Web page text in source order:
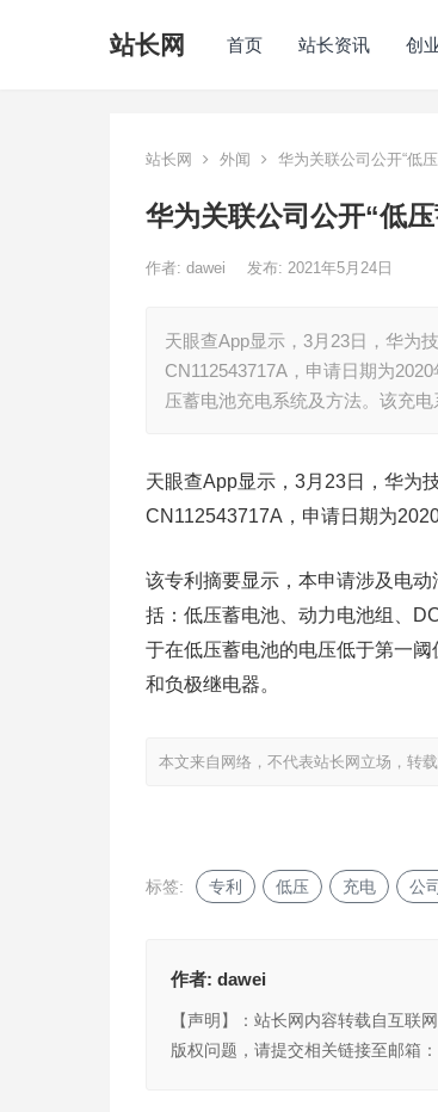
站长网 首页 站长资讯 创
站长网 外闻 华为关联公司公开“低
华为关联公司公开“低
作者: dawei 发布: 2021年5月24日
天眼查App显示，3月23日，华为
CN112543717A，申请日期为
压蓄电池充电系统及方法。该充
天眼查App显示，3月23日，华为
CN112543717A，申请日期为2020
该专利摘要显示，本申请涉及电
括：低压蓄电池、动力电池组、
于在低压蓄电池的电压低于第一
和负极继电器。
本文来自网络，不代表站长网立场，转载
标签: 专利 低压 充电 公司
作者: dawei
【声明】：站长网内容转载自互联
版权问题，请提交相关链接至邮箱